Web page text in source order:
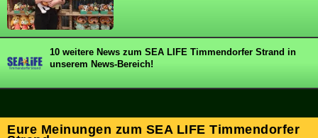
10 weitere News zum SEA LIFE Timmendorfer Strand in
unserem News-Bereich!
Eure Meinungen zum SEA LIFE Timmendorfer